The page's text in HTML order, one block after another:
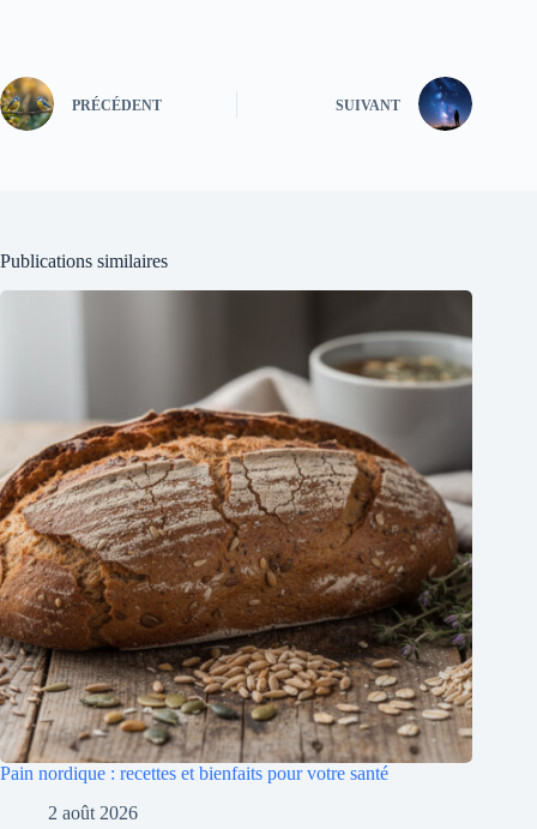
PRÉCÉDENT SUIVANT
Publications similaires
Pain nordique : recettes et bienfaits pour votre santé
2 août 2026